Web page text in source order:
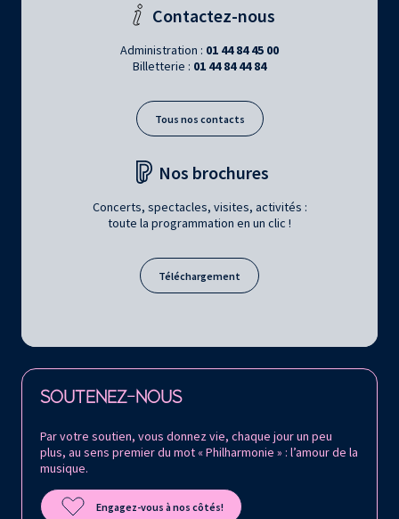
Contactez-nous
Administration : 01 44 84 45 00
Billetterie : 01 44 84 44 84
Tous nos contacts
Nos brochures
Concerts, spectacles, visites, activités :
toute la programmation en un clic !
Téléchargement
SOUTENEZ-NOUS
Par votre soutien, vous donnez vie, chaque jour un peu
plus, au sens premier du mot « Philharmonie » : l’amour de la
musique.
Engagez-vous à nos côtés!
Retrouvez la Philharmonie de Paris sur